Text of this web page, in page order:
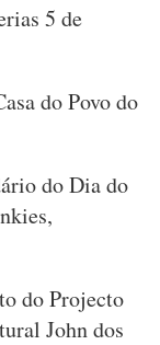
5 de
do Povo do
do Dia do
do Projecto
John dos